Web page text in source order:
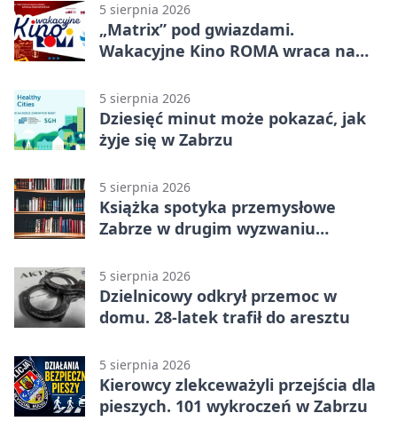
5 sierpnia 2026
„Matrix” pod gwiazdami.
Wakacyjne Kino ROMA wraca na
5 sierpnia 2026
Dziesięć minut może pokazać, jak
żyje się w Zabrzu
5 sierpnia 2026
Książka spotyka przemysłowe
Zabrze w drugim wyzwaniu
5 sierpnia 2026
Dzielnicowy odkrył przemoc w
domu. 28-latek trafił do aresztu
5 sierpnia 2026
Kierowcy zlekceważyli przejścia dla
pieszych. 101 wykroczeń w Zabrzu